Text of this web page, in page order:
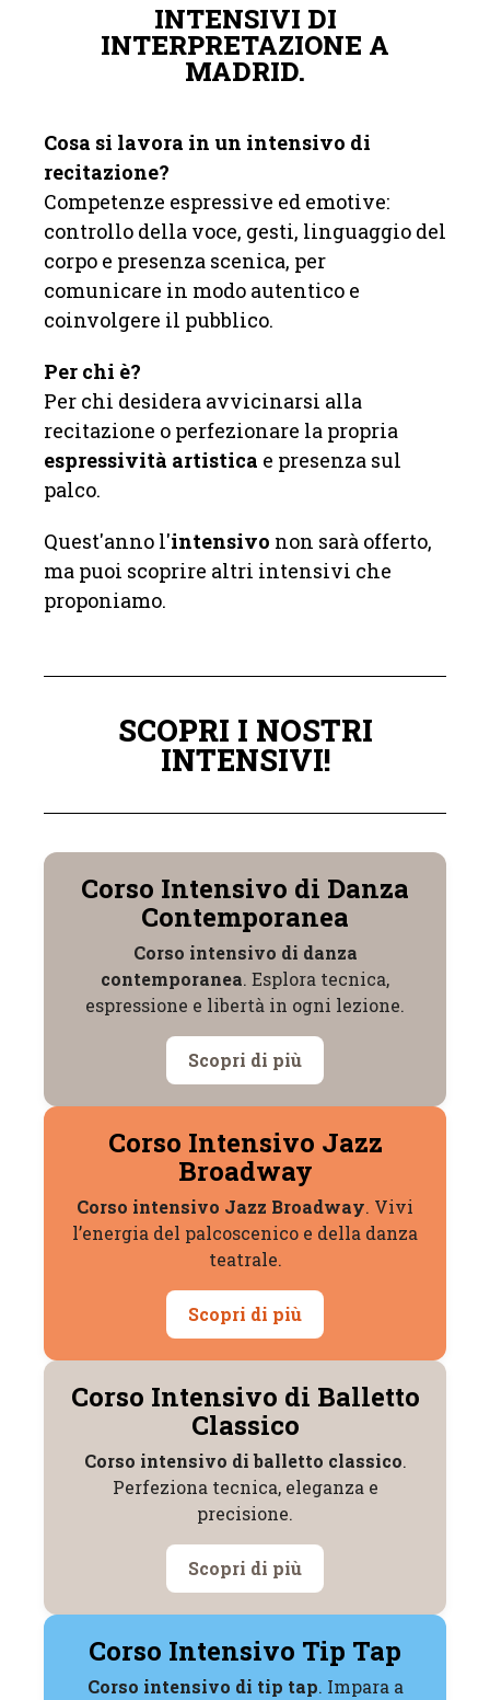
INTENSIVI DI
INTERPRETAZIONE A
MADRID.
Cosa si lavora in un intensivo di
recitazione?
Competenze espressive ed emotive:
controllo della voce, gesti, linguaggio del
corpo e presenza scenica, per
comunicare in modo autentico e
coinvolgere il pubblico.
Per chi è?
Per chi desidera avvicinarsi alla
recitazione o perfezionare la propria
espressività artistica e presenza sul
palco.
Quest'anno l'intensivo non sarà offerto,
ma puoi scoprire altri intensivi che
proponiamo.
SCOPRI I NOSTRI
INTENSIVI!
Corso Intensivo di Danza
Contemporanea
Corso intensivo di danza
contemporanea. Esplora tecnica,
espressione e libertà in ogni lezione.
Scopri di più
Corso Intensivo Jazz
Broadway
Corso intensivo Jazz Broadway. Vivi
l’energia del palcoscenico e della danza
teatrale.
Scopri di più
Corso Intensivo di Balletto
Classico
Corso intensivo di balletto classico.
Perfeziona tecnica, eleganza e
precisione.
Scopri di più
Corso Intensivo Tip Tap
Corso intensivo di tip tap. Impara a